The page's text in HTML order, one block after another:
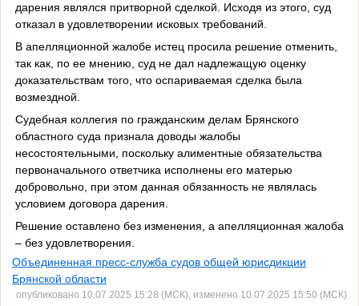
дарения являлся притворной сделкой. Исходя из этого, суд
отказал в удовлетворении исковых требований.
В апелляционной жалобе истец просила решение отменить,
так как, по ее мнению, суд не дал надлежащую оценку
доказательствам того, что оспариваемая сделка была
возмездной.
Судебная коллегия по гражданским делам Брянского
областного суда признала доводы жалобы
несостоятельными, поскольку алиментные обязательства
первоначального ответчика исполнены его матерью
добровольно, при этом данная обязанность не являлась
условием договора дарения.
Решение оставлено без изменения, а апелляционная жалоба
– без удовлетворения.
Объединенная пресс-служба судов общей юрисдикции
Брянской области
опубликовано 10.07.2025 15:28 (МСК), изменено 10.07.2025 15:50 (МСК)